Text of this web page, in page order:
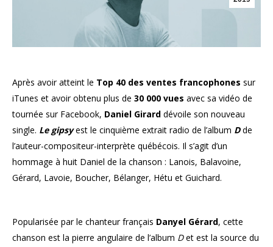
Après avoir atteint le Top 40 des ventes francophones sur
iTunes et avoir obtenu plus de 30 000 vues avec sa vidéo de
tournée sur Facebook, Daniel Girard dévoile son nouveau
single. Le gipsyest le cinquième extrait radio de l’album Dde
l’auteur-compositeur-interprète québécois. Il s’agit d’un
hommage à huit Daniel de la chanson : Lanois, Balavoine,
Gérard, Lavoie, Boucher, Bélanger, Hétu et Guichard.
Popularisée par le chanteur français Danyel Gérard, cette
chanson est la pierre angulaire de l’album Det est la source du